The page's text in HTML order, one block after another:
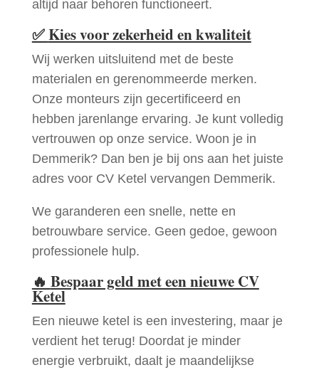
altijd naar behoren functioneert.
✅Kies voor zekerheid en kwaliteit
Wij werken uitsluitend met de beste
materialen en gerenommeerde merken.
Onze monteurs zijn gecertificeerd en
hebben jarenlange ervaring. Je kunt volledig
vertrouwen op onze service. Woon je in
Demmerik? Dan ben je bij ons aan het juiste
adres voor CV Ketel vervangen Demmerik.
We garanderen een snelle, nette en
betrouwbare service. Geen gedoe, gewoon
professionele hulp.
🔥 Bespaar geld met een nieuwe CV
Ketel
Een nieuwe ketel is een investering, maar je
verdient het terug! Doordat je minder
energie verbruikt, daalt je maandelijkse